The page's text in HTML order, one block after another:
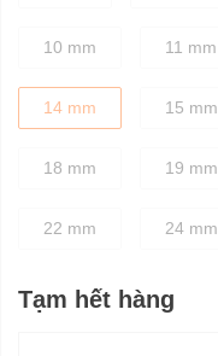
10 mm 11 mm
14 mm 15 mm
18 mm 19 mm
22 mm 24 mm
Tạm hết hàng